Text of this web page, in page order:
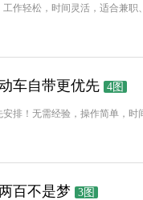
作轻松，时间灵活，适合兼职
车自带更优先 4图
排！无需经验，操作简单，
百不是梦 3图